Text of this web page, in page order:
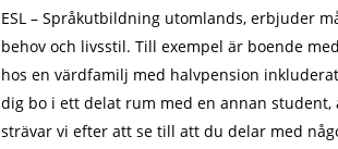
ESL – Språkutbildning utomlands, erbjuder
behov och livsstil. Till exempel är boende
hos en värdfamilj med halvpension
dig bo i ett delat rum med en annan
strävar vi efter att se till att du delar med